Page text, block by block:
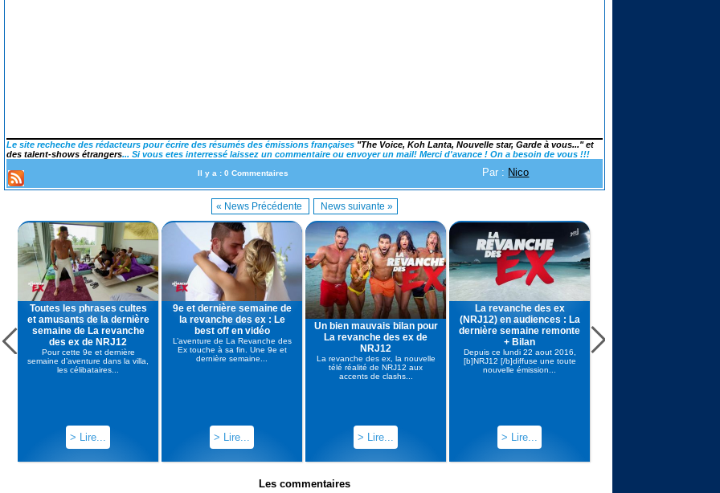
Le site recheche des rédacteurs pour écrire des résumés des émissions françaises "The Voice, Koh Lanta, Nouvelle star, Garde à vous..." et
des talent-shows étrangers... Si vous etes interressé laissez un commentaire ou envoyer un mail! Merci d'avance ! On a besoin de vous !!!
Il y a : 0 Commentaires Par : Nico
« News Précédente News suivante »
Toutes les phrases cultes
et amusants de la dernière
semaine de La revanche
des ex de NRJ12
Pour cette 9e et dernière
semaine d’aventure dans la villa,
les célibataires...
> Lire...
9e et dernière semaine de
la revanche des ex : Le
best off en vidéo
L’aventure de La Revanche des
Ex touche à sa fin. Une 9e et
dernière semaine...
> Lire...
Un bien mauvais bilan pour
La revanche des ex de
NRJ12
La revanche des ex, la nouvelle
télé réalité de NRJ12 aux
accents de clashs...
> Lire...
La revanche des ex
(NRJ12) en audiences : La
dernière semaine remonte
+ Bilan
Depuis ce lundi 22 aout 2016,
[b]NRJ12 [/b]diffuse une toute
nouvelle émission...
> Lire...
Lauren de La revanche
Les commentaires